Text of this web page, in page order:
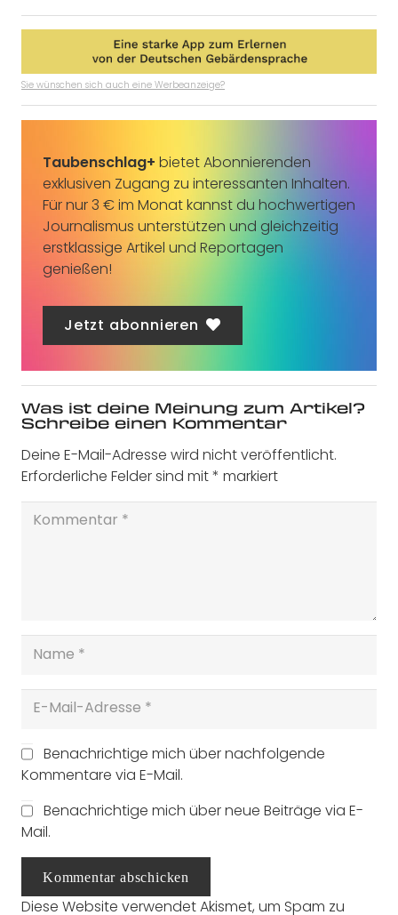
Sie wünschen sich auch eine Werbeanzeige?
Taubenschlag+ bietet Abonnierenden
exklusiven Zugang zu interessanten Inhalten.
Für nur 3 € im Monat kannst du hochwertigen
Journalismus unterstützen und gleichzeitig
erstklassige Artikel und Reportagen
genießen!
Jetzt abonnieren
Was ist deine Meinung zum Artikel?
Schreibe einen Kommentar
Deine E-Mail-Adresse wird nicht veröffentlicht.
Erforderliche Felder sind mit* markiert
Benachrichtige mich über nachfolgende
Kommentare via E-Mail.
Benachrichtige mich über neue Beiträge via E-
Mail.
Kommentar abschicken
Diese Website verwendet Akismet, um Spam zu